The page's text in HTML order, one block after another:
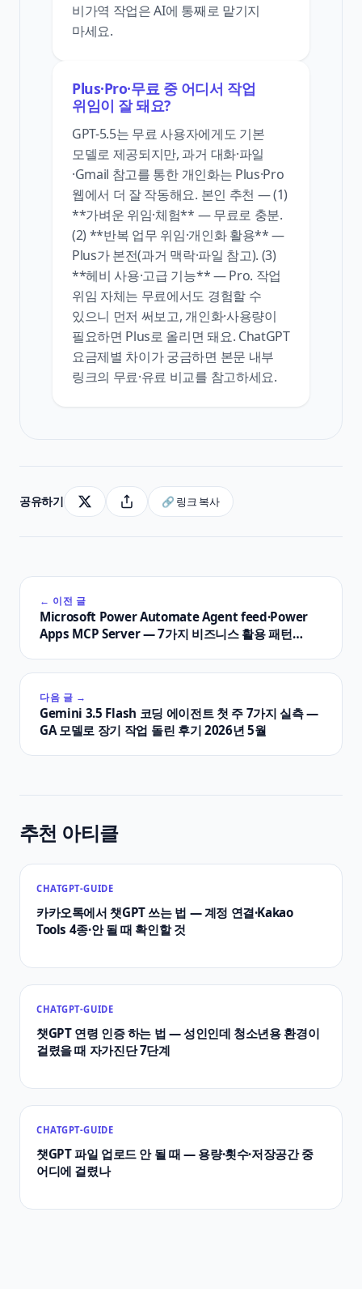
비가역 작업은 AI에 통째로 맡기지
마세요.
Plus·Pro·무료 중 어디서 작업
위임이 잘 돼요?
GPT-5.5는 무료 사용자에게도 기본
모델로 제공되지만, 과거 대화·파일
·Gmail 참고를 통한 개인화는 Plus·Pro
웹에서 더 잘 작동해요. 본인 추천 — (1)
**가벼운 위임·체험** — 무료로 충분.
(2) **반복 업무 위임·개인화 활용** —
Plus가 본전(과거 맥락·파일 참고). (3)
**헤비 사용·고급 기능** — Pro. 작업
위임 자체는 무료에서도 경험할 수
있으니 먼저 써보고, 개인화·사용량이
필요하면 Plus로 올리면 돼요. ChatGPT
요금제별 차이가 궁금하면 본문 내부
링크의 무료·유료 비교를 참고하세요.
공유하기 🔗 링크 복사
← 이전 글
Microsoft Power Automate Agent feed·Power
Apps MCP Server — 7가지 비즈니스 활용 패턴
다음 글 →
Gemini 3.5 Flash 코딩 에이전트 첫 주 7가지 실측 —
GA 모델로 장기 작업 돌린 후기 2026년 5월
추천 아티클
CHATGPT-GUIDE
카카오톡에서 챗GPT 쓰는 법 — 계정 연결·Kakao
Tools 4종·안 될 때 확인할 것
CHATGPT-GUIDE
챗GPT 연령 인증 하는 법 — 성인인데 청소년용 환경이
걸렸을 때 자가진단 7단계
CHATGPT-GUIDE
챗GPT 파일 업로드 안 될 때 — 용량·횟수·저장공간 중
어디에 걸렸나